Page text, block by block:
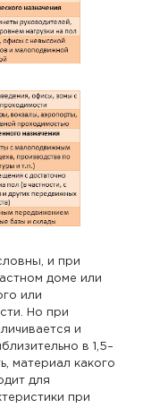
и при
доме или
или
Но при
и
в 1,5–
материал какого
для
при